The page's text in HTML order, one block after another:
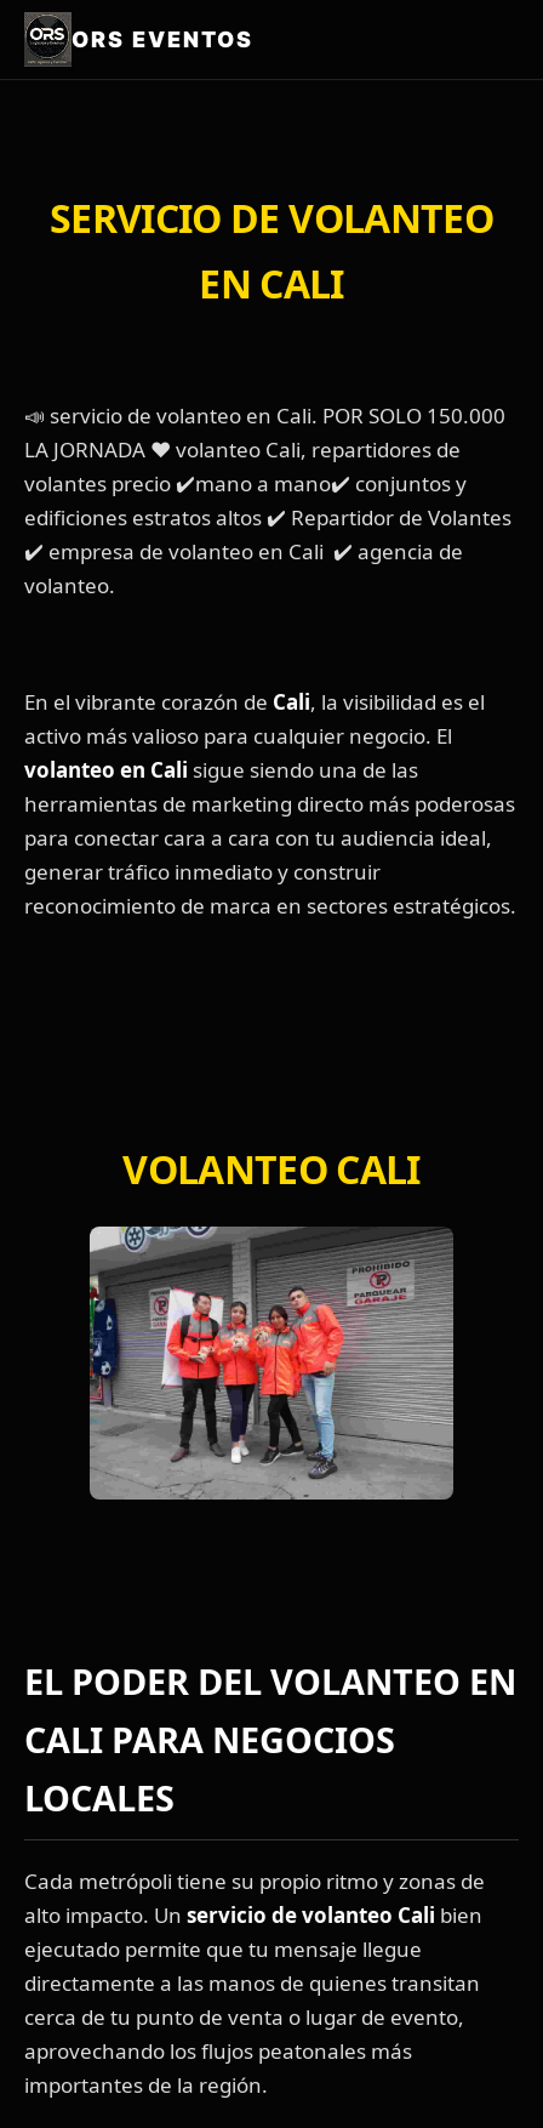
ORS EVENTOS
SERVICIO DE VOLANTEO
EN CALI
📣 servicio de volanteo en Cali. POR SOLO 150.000
LA JORNADA ❤️ volanteo Cali, repartidores de
volantes precio ✔️mano a mano✔️ conjuntos y
edificiones estratos altos ✔️ Repartidor de Volantes
✔️ empresa de volanteo en Cali ✔️ agencia de
volanteo.
En el vibrante corazón de Cali, la visibilidad es el
activo más valioso para cualquier negocio. El
volanteo en Cali sigue siendo una de las
herramientas de marketing directo más poderosas
para conectar cara a cara con tu audiencia ideal,
generar tráfico inmediato y construir
reconocimiento de marca en sectores estratégicos.
VOLANTEO CALI
EL PODER DEL VOLANTEO EN
CALI PARA NEGOCIOS
LOCALES
Cada metrópoli tiene su propio ritmo y zonas de
alto impacto. Un servicio de volanteo Cali bien
ejecutado permite que tu mensaje llegue
directamente a las manos de quienes transitan
cerca de tu punto de venta o lugar de evento,
aprovechando los flujos peatonales más
importantes de la región.